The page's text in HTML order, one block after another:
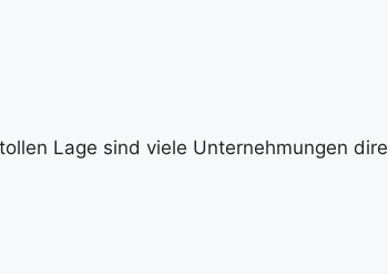
Lage sind viele Unternehmungen